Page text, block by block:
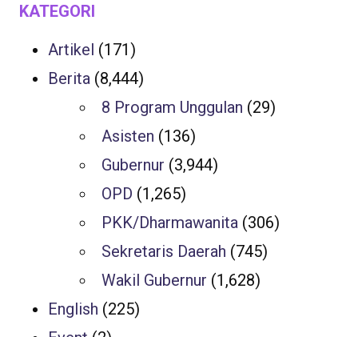
KATEGORI
Artikel (171)
Berita (8,444)
8 Program Unggulan (29)
Asisten (136)
Gubernur (3,944)
OPD (1,265)
PKK/Dharmawanita (306)
Sekretaris Daerah (745)
Wakil Gubernur (1,628)
English (225)